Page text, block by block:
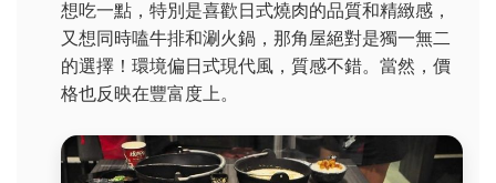
想吃一點，特別是喜歡日式燒肉的品質和精緻感，
又想同時嗑牛排和涮火鍋，那角屋絕對是獨一無二
的選擇！環境偏日式現代風，質感不錯。當然，價
格也反映在豐富度上。